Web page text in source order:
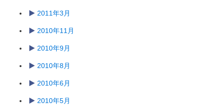
2011年3月
2010年11月
2010年9月
2010年8月
2010年6月
2010年5月